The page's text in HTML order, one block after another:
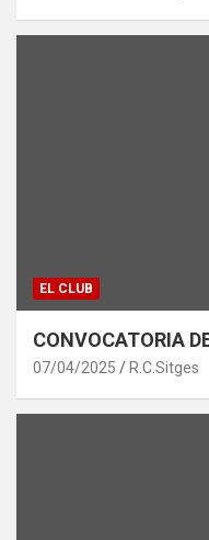
EL CLUB
CONVOCATORIA
07/04/2025 R.C.Sitges